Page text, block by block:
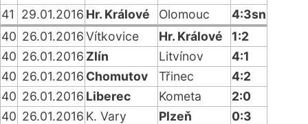
41
29.01.2016 Hr. Králové Olomouc
4:3sn
40 26.01.2016Vítkovice Hr. Králové
1:2
40 26.01.2016 Zlín Litvínov
4:1
40 26.01.2016 Chomutov Třinec
4:2
40 26.01.2016 Liberec Kometa
2:0
40 26.01.2016 K. Vary Plzeň
0:3